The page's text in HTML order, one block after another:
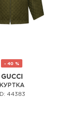
- 40 %
GUCCI
КУРТКА
ID: 44383